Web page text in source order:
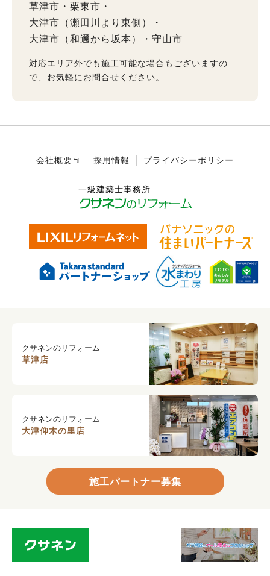
草津市
栗東市
大津市（瀬田川より東側）
大津市（和邇から坂本）
守山市
対応エリア外でも施工可能な場合もございますの
で、お気軽にお問合せください。
会社概要 採用情報 プライバシーポリシー
クサネンのリフォーム
草津店
クサネンのリフォーム
大津仰木の里店
施工パートナー募集